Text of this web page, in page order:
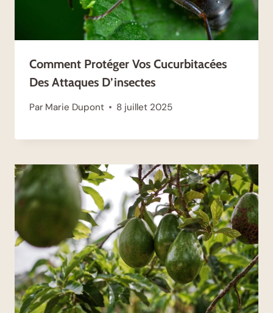
Comment Protéger Vos Cucurbitacées
Des Attaques D’insectes
Par Marie Dupont 8 juillet 2025